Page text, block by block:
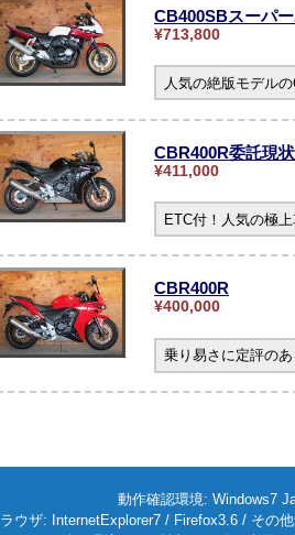
CB400SBスーパ
¥713,800
人気の絶版モデル
CBR400R委託現
¥411,000
ETC付！人気の極上
CBR400R
¥400,000
乗り易さに定評の
動作確認環境: Windows7
ウザ: InternetExplorer7 / Firefox3.6 / その